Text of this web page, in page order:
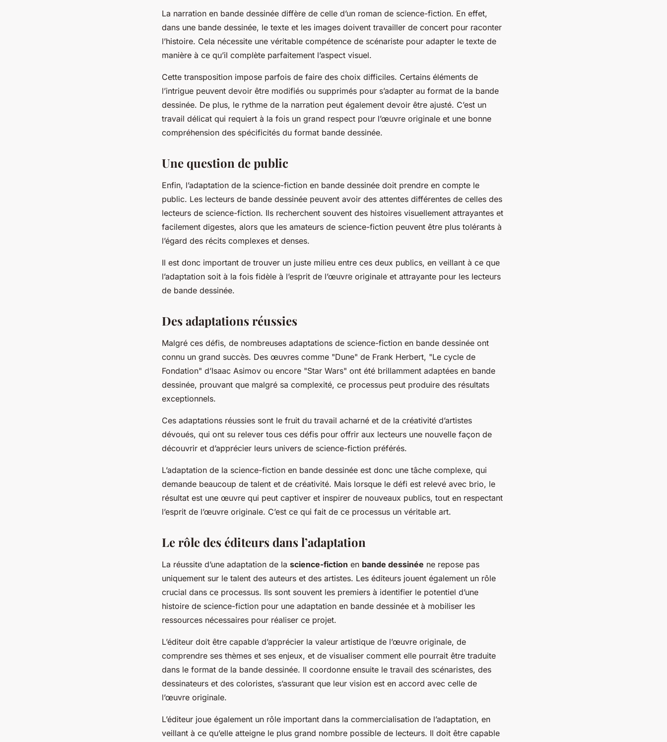
La narration en bande dessinée diffère de celle d’un roman de science-fiction. En effet,
dans une bande dessinée, le texte et les images doivent travailler de concert pour raconter
l’histoire. Cela nécessite une véritable compétence de scénariste pour adapter le texte de
manière à ce qu’il complète parfaitement l’aspect visuel.
Cette transposition impose parfois de faire des choix difficiles. Certains éléments de
l’intrigue peuvent devoir être modifiés ou supprimés pour s’adapter au format de la bande
dessinée. De plus, le rythme de la narration peut également devoir être ajusté. C’est un
travail délicat qui requiert à la fois un grand respect pour l’œuvre originale et une bonne
compréhension des spécificités du format bande dessinée.
Une question de public
Enfin, l’adaptation de la science-fiction en bande dessinée doit prendre en compte le
public. Les lecteurs de bande dessinée peuvent avoir des attentes différentes de celles des
lecteurs de science-fiction. Ils recherchent souvent des histoires visuellement attrayantes et
facilement digestes, alors que les amateurs de science-fiction peuvent être plus tolérants à
l’égard des récits complexes et denses.
Il est donc important de trouver un juste milieu entre ces deux publics, en veillant à ce que
l’adaptation soit à la fois fidèle à l’esprit de l’œuvre originale et attrayante pour les lecteurs
de bande dessinée.
Des adaptations réussies
Malgré ces défis, de nombreuses adaptations de science-fiction en bande dessinée ont
connu un grand succès. Des œuvres comme "Dune" de Frank Herbert, "Le cycle de
Fondation" d’Isaac Asimov ou encore "Star Wars" ont été brillamment adaptées en bande
dessinée, prouvant que malgré sa complexité, ce processus peut produire des résultats
exceptionnels.
Ces adaptations réussies sont le fruit du travail acharné et de la créativité d’artistes
dévoués, qui ont su relever tous ces défis pour offrir aux lecteurs une nouvelle façon de
découvrir et d’apprécier leurs univers de science-fiction préférés.
L’adaptation de la science-fiction en bande dessinée est donc une tâche complexe, qui
demande beaucoup de talent et de créativité. Mais lorsque le défi est relevé avec brio, le
résultat est une œuvre qui peut captiver et inspirer de nouveaux publics, tout en respectant
l’esprit de l’œuvre originale. C’est ce qui fait de ce processus un véritable art.
Le rôle des éditeurs dans l’adaptation
La réussite d’une adaptation de la science-fiction en bande dessinée ne repose pas
uniquement sur le talent des auteurs et des artistes. Les éditeurs jouent également un rôle
crucial dans ce processus. Ils sont souvent les premiers à identifier le potentiel d’une
histoire de science-fiction pour une adaptation en bande dessinée et à mobiliser les
ressources nécessaires pour réaliser ce projet.
L’éditeur doit être capable d’apprécier la valeur artistique de l’œuvre originale, de
comprendre ses thèmes et ses enjeux, et de visualiser comment elle pourrait être traduite
dans le format de la bande dessinée. Il coordonne ensuite le travail des scénaristes, des
dessinateurs et des coloristes, s’assurant que leur vision est en accord avec celle de
l’œuvre originale.
L’éditeur joue également un rôle important dans la commercialisation de l’adaptation, en
veillant à ce qu’elle atteigne le plus grand nombre possible de lecteurs. Il doit être capable